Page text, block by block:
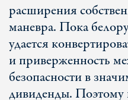
расширения
маневра. Пока
удается
и приверженность
безопасности в
дивиденды. Поэтому